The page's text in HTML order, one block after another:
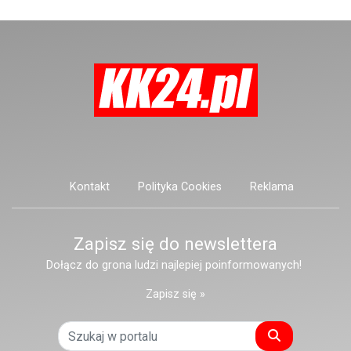
Kontakt Polityka Cookies Reklama
Zapisz się do newslettera
Dołącz do grona ludzi najlepiej poinformowanych!
Zapisz się »